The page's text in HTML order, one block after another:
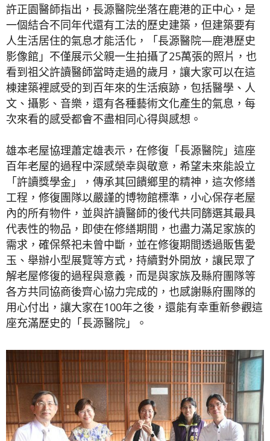
許正園醫師指出，長源醫院坐落在鹿港的正中心，是
一個結合不同年代還有工法的歷史建築，但建築要有
人生活居住的氣息才能活化，「長源醫院—鹿港歷史
影像館」不僅展示父親一生拍攝了25萬張的照片，也
看到祖父許讀醫師當時走過的歲月，讓大家可以在這
棟建築裡感受的到百年來的生活痕跡，包括醫學、人
文、攝影、音樂，還有各種藝術文化產生的氣息，每
次來看的感受都會不盡相同心得與感想。
雄本老屋協理蕭定雄表示，在修復「長源醫院」這座
百年老屋的過程中深感榮幸與敬意，希望未來能設立
「許讀獎學金」，傳承其回饋鄉里的精神，這次修繕
工程，修復團隊以嚴謹的博物館標準，小心保存老屋
內的所有物件，並與許讀醫師的後代共同篩選其最具
代表性的物品，即使在修繕期間，也盡力滿足家族的
需求，確保祭祀未曾中斷，並在修復期間透過販售愛
玉、舉辦小型展覽等方式，持續對外開放，讓民眾了
解老屋修復的過程與意義，而是與家族及縣府團隊等
各方共同協商後齊心協力完成的，也感謝縣府團隊的
用心付出，讓大家在100年之後，還能有幸重新參觀這
座充滿歷史的「長源醫院」。